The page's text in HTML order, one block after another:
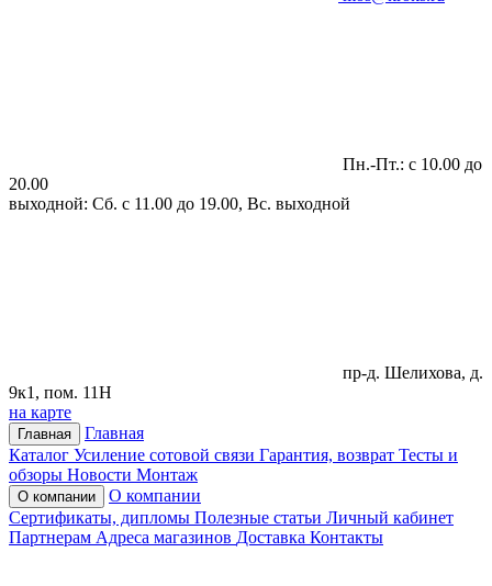
Пн.-Пт.: с 10.00 до
20.00
выходной: Сб. с 11.00 до 19.00, Вс. выходной
пр-д. Шелихова, д.
9к1, пом. 11Н
на карте
Главная
Главная
Каталог Усиление сотовой связи Гарантия, возврат Тесты и
обзоры Новости Монтаж
О компании
О компании
Сертификаты, дипломы Полезные статьи Личный кабинет
Партнерам Адреса магазинов Доставка Контакты